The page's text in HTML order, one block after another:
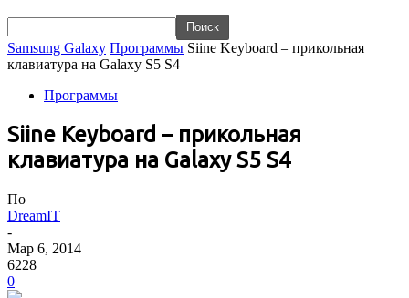
Samsung Galaxy Программы Siine Keyboard – прикольная
клавиатура на Galaxy S5 S4
Программы
Siine Keyboard – прикольная
клавиатура на Galaxy S5 S4
По
DreamIT
-
Мар 6, 2014
6228
0